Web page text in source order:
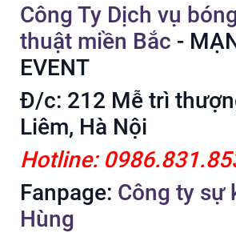
Công Ty Dịch vụ
thuật miền Bắc -
EVENT
Đ/c: 212 Mễ trì
Liêm, Hà Nội
Hotline:
Fanpage: Công ty sự
Hùng